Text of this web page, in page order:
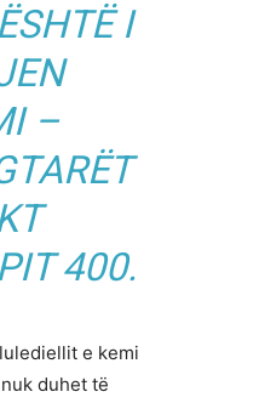
I
–
400.
e kemi
duhet të